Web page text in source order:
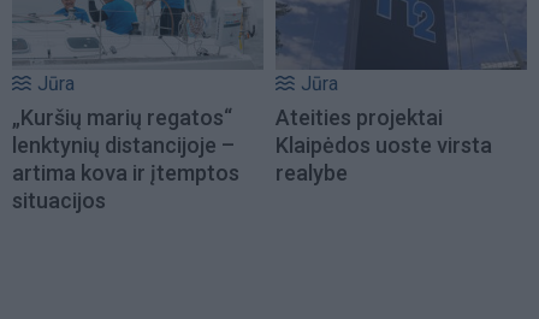
Jūra
„Kuršių marių regatos“
lenktynių distancijoje –
artima kova ir įtemptos
situacijos
Jūra
Ateities projektai
Klaipėdos uoste virsta
realybe